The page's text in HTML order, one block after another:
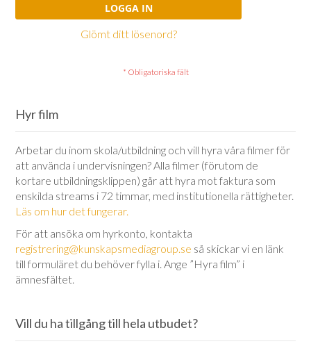
LOGGA IN
Glömt ditt lösenord?
Hyr film
Arbetar du inom skola/utbildning och vill hyra våra filmer för
att använda i undervisningen? Alla filmer (förutom de
kortare utbildningsklippen) går att hyra mot faktura som
enskilda streams i 72 timmar, med institutionella rättigheter.
Läs om hur det fungerar.
För att ansöka om hyrkonto, kontakta
registrering@kunskapsmediagroup.se så skickar vi en länk
till formuläret du behöver fylla i. Ange ”Hyra film” i
ämnesfältet.
Vill du ha tillgång till hela utbudet?